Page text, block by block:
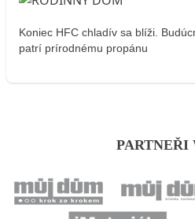
Koniec HFC chladív sa blíži.
patrí prírodnému propánu
PARTNEŘI